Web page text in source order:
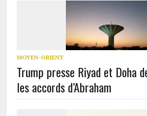
MOYEN-ORIENT
Trump presse Riyad et Doha
les accords d’Abraham